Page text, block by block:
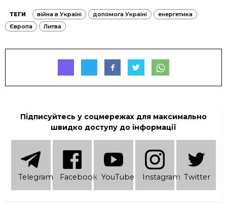
ТЕГИ війна в Україні допомога Україні
енергетика
Європа
Литва
Підписуйтесь у соцмережах для максимально
швидко доступу до інформації
Telеgram Facebook YouTube Instagram Twitter